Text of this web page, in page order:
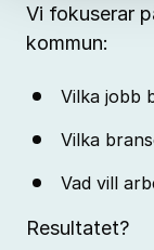
Vi fokuserar
kommun:
Vilka jobb
Vilka
Vad vill
Resultatet?